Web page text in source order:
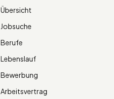
Übersicht
Jobsuche
Berufe
Lebenslauf
Bewerbung
Arbeitsvertrag